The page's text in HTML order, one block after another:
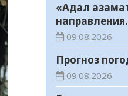
«Адал
направления
новом
09.08.2026
Прогноз
09.08.2026